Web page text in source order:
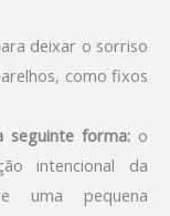
deixar o sorriso
como fixos
seguinte forma:o
intencional da
uma pequena